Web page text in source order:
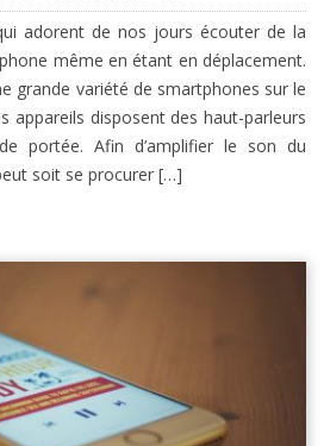
adorent de nos jours écouter de la
même en étant en déplacement.
grande variété de smartphones sur le
appareils disposent des haut-parleurs
portée. Afin d’amplifier le son du
soit se procurer […]